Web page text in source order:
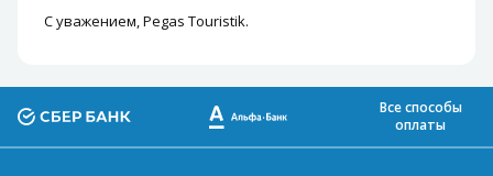
С уважением, Pegas Touristik.
Все способы
оплаты